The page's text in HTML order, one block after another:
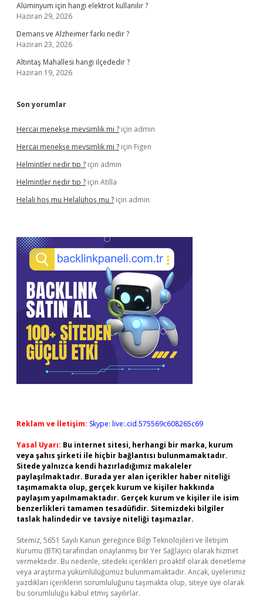
Alüminyum için hangi elektrot kullanılır ?
Haziran 29, 2026
Demans ve Alzheimer farkı nedir ?
Haziran 23, 2026
Altıntaş Mahallesi hangi ilçededir ?
Haziran 19, 2026
Son yorumlar
Hercai menekşe mevsimlik mi ? için admin
Hercai menekşe mevsimlik mi ? için Figen
Helmintler nedir tıp ? için admin
Helmintler nedir tıp ? için Atilla
Helali hoş mu Helalühoş mu ? için admin
Reklam ve İletişim: Skype: live:.cid.575569c608265c69
Yasal Uyarı: Bu internet sitesi, herhangi bir marka, kurum
veya şahıs şirketi ile hiçbir bağlantısı bulunmamaktadır.
Sitede yalnızca kendi hazırladığımız makaleler
paylaşılmaktadır. Burada yer alan içerikler haber niteliği
taşımamakta olup, gerçek kurum ve kişiler hakkında
paylaşım yapılmamaktadır. Gerçek kurum ve kişiler ile isim
benzerlikleri tamamen tesadüfidir. Sitemizdeki bilgiler
taslak halindedir ve tavsiye niteliği taşımazlar.
Sitemiz, 5651 Sayılı Kanun gereğince Bilgi Teknolojileri ve İletişim
Kurumu (BTK) tarafından onaylanmış bir Yer Sağlayıcı olarak hizmet
vermektedir. Bu nedenle, sitedeki içerikleri proaktif olarak denetleme
veya araştırma yükümlülüğümüz bulunmamaktadır. Ancak, üyelerimiz
yazdıkları içeriklerin sorumluluğunu taşımakta olup, siteye üye olarak
bu sorumluluğu kabul etmiş sayılırlar.